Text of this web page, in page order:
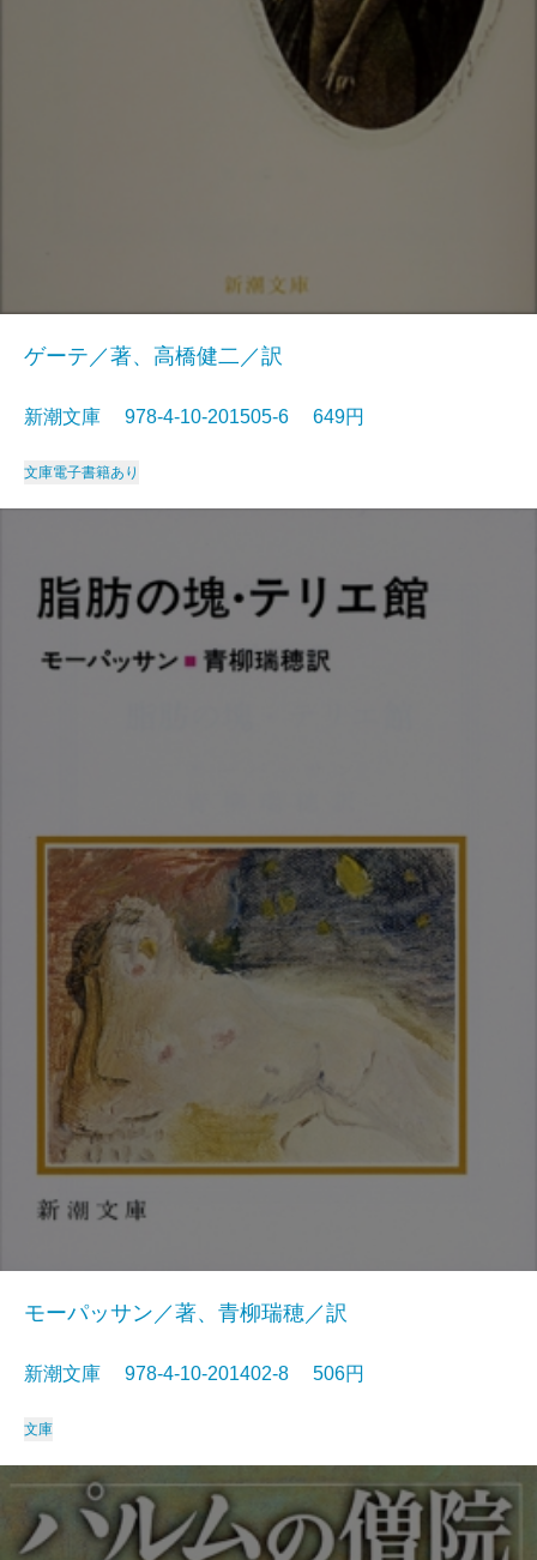
ゲーテ／著、高橋健二／訳
新潮文庫 978-4-10-201505-6 649円
文庫電子書籍あり
モーパッサン／著、青柳瑞穂／訳
新潮文庫 978-4-10-201402-8 506円
文庫